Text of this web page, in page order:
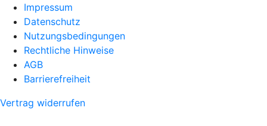
Impressum
Datenschutz
Nutzungsbedingungen
Rechtliche Hinweise
AGB
Barrierefreiheit
Vertrag widerrufen